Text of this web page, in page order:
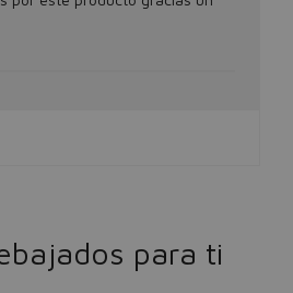
para ti